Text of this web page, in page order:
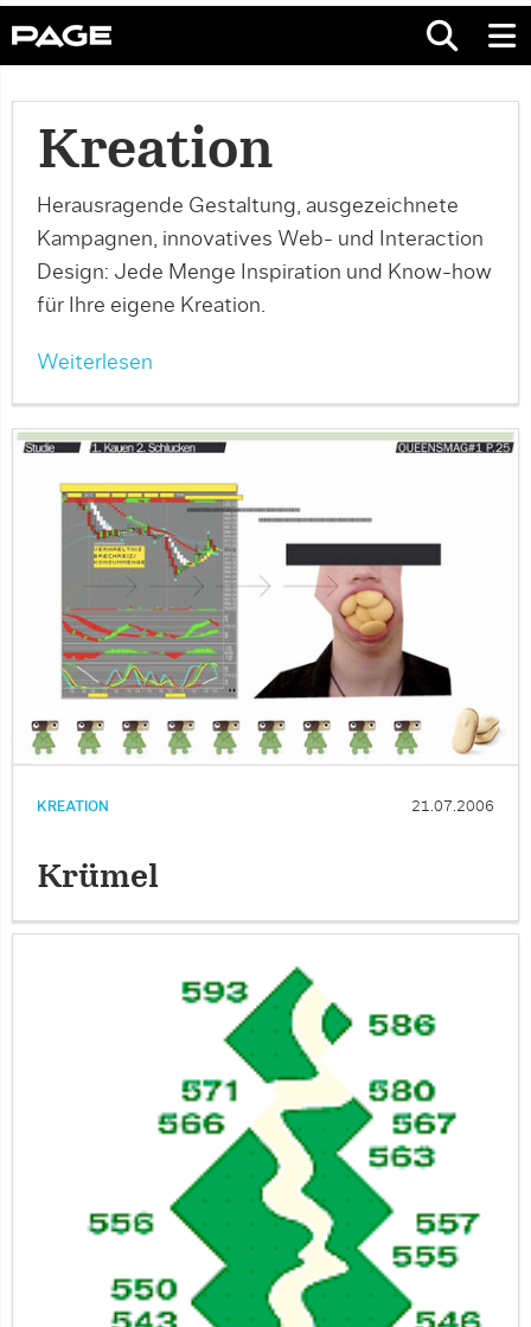
Kreation
Herausragende Gestaltung, ausgezeichnete
Kampagnen, innovatives Web- und Interaction
Design: Jede Menge Inspiration und Know-how
für Ihre eigene Kreation.
Weiterlesen
KREATION 21.07.2006
Krümel